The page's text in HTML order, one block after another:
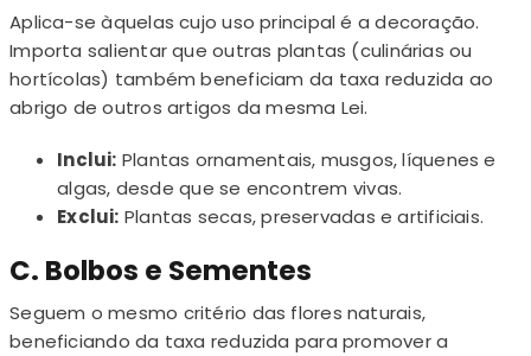
Aplica-se àquelas cujo uso principal é a decoração.
Importa salientar que outras plantas (culinárias ou
hortícolas) também beneficiam da taxa reduzida ao
abrigo de outros artigos da mesma Lei.
Inclui: Plantas ornamentais, musgos, líquenes e
algas, desde que se encontrem vivas.
Exclui: Plantas secas, preservadas e artificiais.
C. Bolbos e Sementes
Seguem o mesmo critério das flores naturais,
beneficiando da taxa reduzida para promover a